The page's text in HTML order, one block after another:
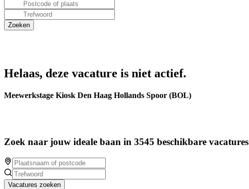
Helaas, deze vacature is niet actief.
Meewerkstage Kiosk Den Haag Hollands Spoor (BOL)
Zoek naar jouw ideale baan in 3545 beschikbare vacatures
Vacatures zoeken